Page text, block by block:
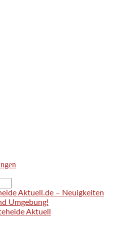
Aktuell.de – Neuigkeiten
Umgebung!